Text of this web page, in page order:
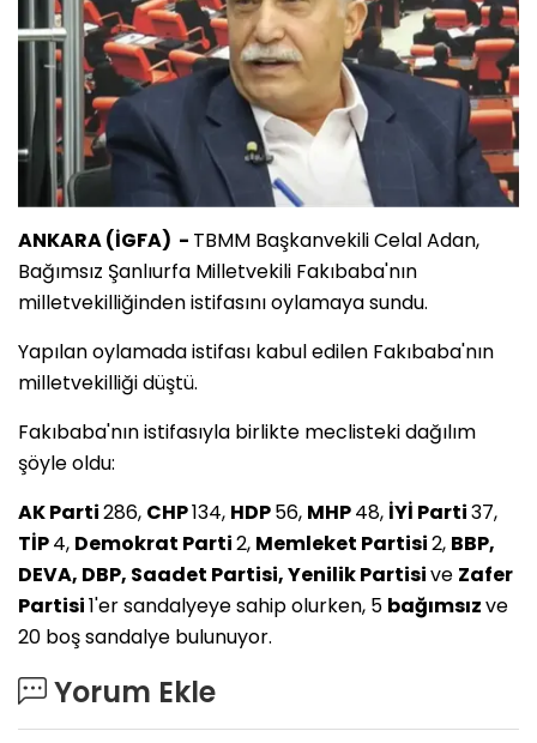
ANKARA (İGFA) - TBMM Başkanvekili Celal Adan,
Bağımsız Şanlıurfa Milletvekili Fakıbaba'nın
milletvekilliğinden istifasını oylamaya sundu.
Yapılan oylamada istifası kabul edilen Fakıbaba'nın
milletvekilliği düştü.
Fakıbaba'nın istifasıyla birlikte meclisteki dağılım
şöyle oldu:
AK Parti286, CHP134, HDP56, MHP48, İYİ Parti37,
TİP4, Demokrat Parti2, Memleket Partisi2, BBP,
DEVA, DBP, Saadet Partisi, Yenilik Partisive Zafer
Partisi1'er sandalyeye sahip olurken, 5 bağımsızve
20 boş sandalye bulunuyor.
Yorum Ekle